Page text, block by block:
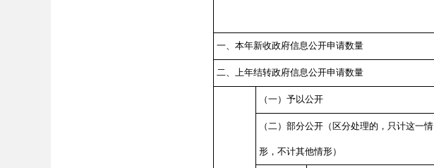
一、本年新收政府信息公开申请数量
二、上年结转政府信息公开申请数量
（一）予以公开
（二）部分公开（区分处理的，只计这一情
形，不计其他情形）